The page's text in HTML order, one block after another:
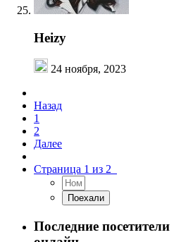
Heizy
24 ноября, 2023
Назад
1
2
Далее
Страница 1 из 2
Последние посетители